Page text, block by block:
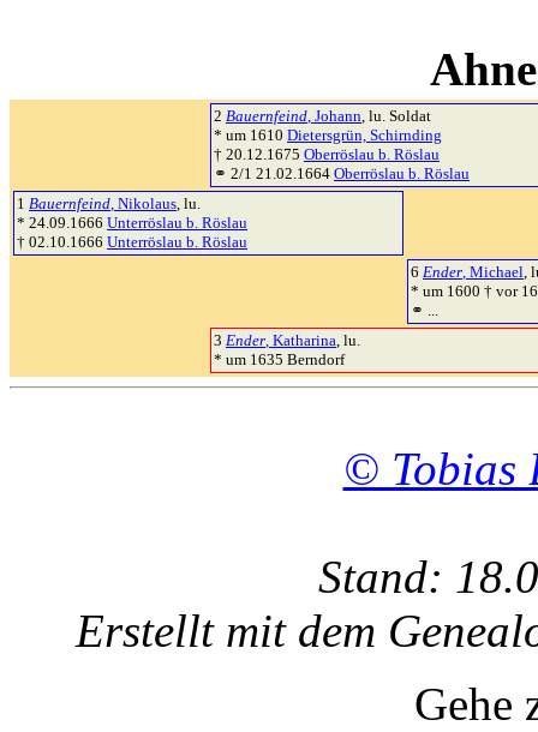
2 Bauernfeind, Johann, lu. Soldat
* um 1610 Dietersgrün, Schirnding
† 20.12.1675 Oberröslau b. Röslau
⚭ 2/1 21.02.1664 Oberröslau b. Röslau
1 Bauernfeind, Nikolaus, lu.
* 24.09.1666 Unterröslau b. Röslau
† 02.10.1666 Unterröslau b. Röslau
6 Ender, Michael,
* um 1600 † vor
⚭ ...
3 Ender, Katharina, lu.
* um 1635 Berndorf
© Tobias
Stand:
Erstellt mit dem
Gehe